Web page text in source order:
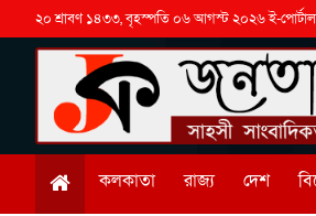
২০ শ্রাবণ ১৪৩৩, বৃহস্পতি ০৬ আগস্ট ২০২৬ ই-পোর্টাল
কলকাতা রাজ্য দেশ